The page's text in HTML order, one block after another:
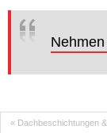
« Dachbeschichtungen